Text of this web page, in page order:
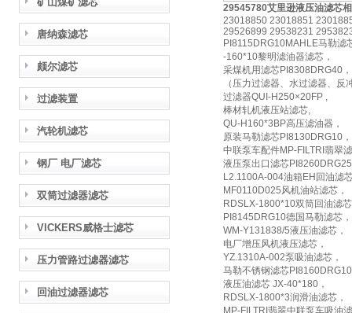
唐纳森滤芯
颇尔滤芯
过滤装置
汽轮机滤芯
钢厂 电厂滤芯
双筒过滤器滤芯
VICKERS威格士滤芯
压力管路过滤器滤芯
回油过滤器滤芯
29545780艾里逊液压油滤芯
23018850 23018851
29526899 29538231
PI8115DRG10MAHLE马勒滤
-160*10黎明滤油器滤芯，
采煤机用滤芯PI8308DRG40，
（压力过滤器、水过滤器、
过滤器QUI-H250×20FP ,
棒材轧机液压站滤芯,
QU-H160*3BP高压滤油器，
原装马勒滤芯PI8130DRG10，
中联泵车配件MP-FILTRI翡翠
液压泵出口滤芯
L2.1100A-004油箱EH回油滤
MF0110D025风机油站滤芯，
RDSLX-1800*10双筒回油滤
PI8145DRG10德国马勒滤芯，
WM-Y131838/5液压油滤芯，
电厂增压风机液压滤芯，
YZ.1310A-002泵吸油滤芯，
马勒不锈钢滤芯
液压油滤芯 JX-40*180，
RDSLX-1800*3润滑油滤芯，
MP-FILTRI翡翠中联泵车吸油